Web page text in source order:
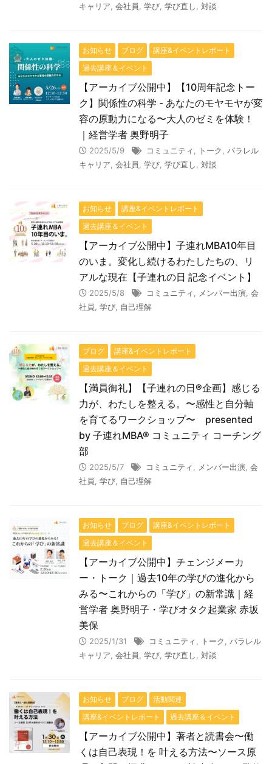
キャリア 会社員 学び 学び直し 対談
お知らせ ブログ
講座&イベントレポート
過去講座＆イベント
【アーカイブ公開中】【10周年記念トー
ク】関係性の科学 - あなたのモヤモヤが変
容の原動力になる〜大人のゼミを体験！
｜経営学者 奥野明子
2025/5/9 コミュニティ トーク
パラレル
キャリア 会社員 学び 学び直し 対談
お知らせ
講座&イベントレポート
過去講座＆イベント
【アーカイブ公開中】子連れMBA10年目
のいま。変化し続けるわたしたちの、リ
アルな現在【子連れの日 記念イベント】
2025/5/8 コミュニティ メンバー出演 会
社員
学び 自己理解
ブログ
講座&イベントレポート
過去講座＆イベント
【満員御礼】【子連れの日®︎企画】感じる
力が、わたしを整える。〜感性と自分軸
を育てるワークショップ〜 presented
by 子連れMBA®︎ コミュニティ コーチング
部
2025/5/7 コミュニティ メンバー出演 会
社員
学び 自己理解
お知らせ ブログ
講座&イベントレポート
過去講座＆イベント
【アーカイブ公開中】チェンジメーカ
ー・トーク｜過去10年の学びの進化から
みる〜これからの「学び」の新常識｜経
営学者 奥野明子・学びオタク起業家 赤坂
美保
2025/1/31 コミュニティ トーク
パラレル
キャリア 会社員 学び 学び直し 対談
お知らせ ブログ
活動関連
講座&イベントレポート
過去講座＆イベント
【アーカイブ公開中】著者と読書会〜働
くは自己表現！を 叶える方法〜ソース原